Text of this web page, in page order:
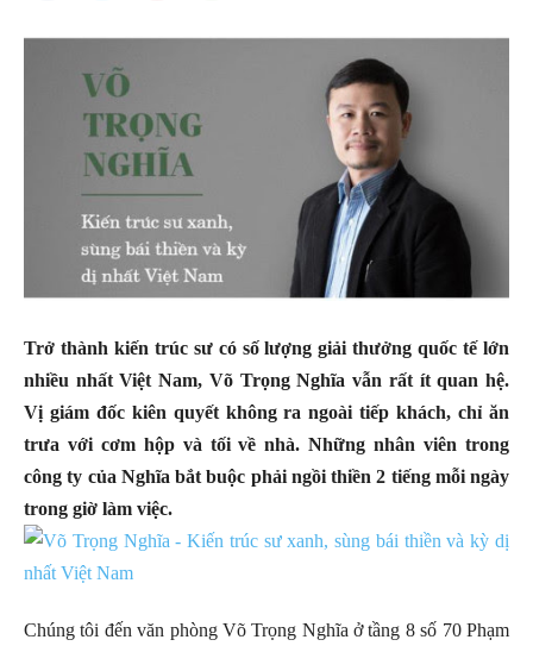
Trở thành kiến trúc sư có số lượng giải thưởng quốc tế lớn
nhiều nhất Việt Nam, Võ Trọng Nghĩa vẫn rất ít quan hệ.
Vị giám đốc kiên quyết không ra ngoài tiếp khách, chỉ ăn
trưa với cơm hộp và tối về nhà. Những nhân viên trong
công ty của Nghĩa bắt buộc phải ngồi thiền 2 tiếng mỗi ngày
trong giờ làm việc.
Chúng tôi đến văn phòng Võ Trọng Nghĩa ở tầng 8 số 70 Phạm